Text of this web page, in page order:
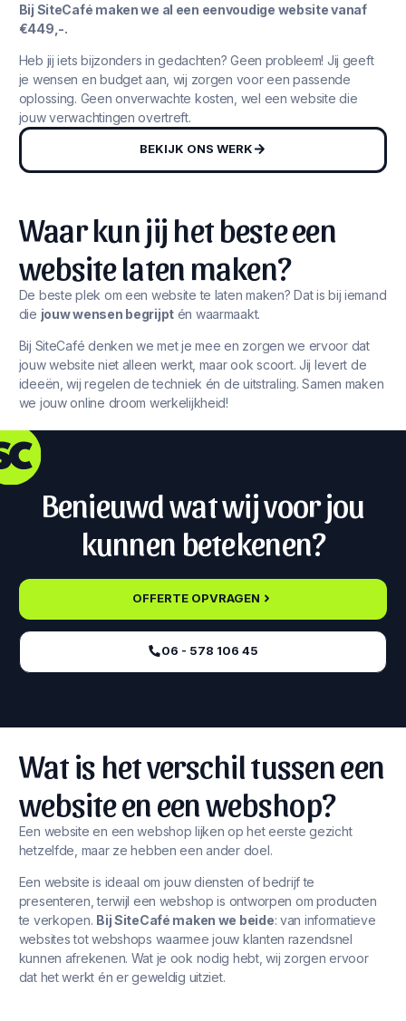
Bij SiteCafé maken we al een eenvoudige website vanaf
€449,-.
Heb jij iets bijzonders in gedachten? Geen probleem! Jij geeft
je wensen en budget aan, wij zorgen voor een passende
oplossing. Geen onverwachte kosten, wel een website die
jouw verwachtingen overtreft.
BEKIJK ONS WERK
Waar kun jij het beste een
website laten maken?
De beste plek om een website te laten maken? Dat is bij iemand
die jouw wensen begrijpt én waarmaakt.
Bij SiteCafé denken we met je mee en zorgen we ervoor dat
jouw website niet alleen werkt, maar ook scoort. Jij levert de
ideeën, wij regelen de techniek én de uitstraling. Samen maken
we jouw online droom werkelijkheid!
Benieuwd wat wij voor jou
kunnen betekenen?
OFFERTE OPVRAGEN
06 - 578 106 45‬
Wat is het verschil tussen een
website en een webshop?
Een website en een webshop lijken op het eerste gezicht
hetzelfde, maar ze hebben een ander doel.
Een website is ideaal om jouw diensten of bedrijf te
presenteren, terwijl een webshop is ontworpen om producten
te verkopen. Bij SiteCafé maken we beide: van informatieve
websites tot webshops waarmee jouw klanten razendsnel
kunnen afrekenen. Wat je ook nodig hebt, wij zorgen ervoor
dat het werkt én er geweldig uitziet.